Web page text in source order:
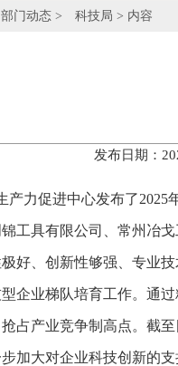
部门动态 > 科技局 > 内容
发布日期：
产力促进中心发布了
工具有限公司、常州冶
好、创新性够强、专业
企业梯队培育工作。通
占产业竞争制高点。截
加大对企业科技创新的